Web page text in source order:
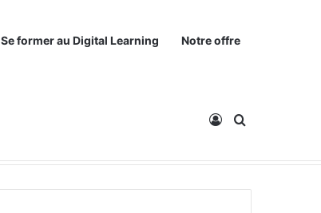
Se former au Digital Learning Notre offre
Connexion
Rechercher